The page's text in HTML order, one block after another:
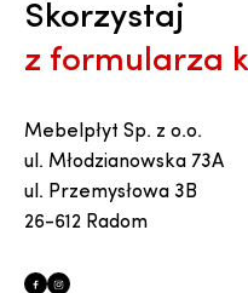
Skorzystaj
z formularza
Mebelpłyt Sp. z o.o.
ul. Młodzianowska 73A
ul. Przemysłowa 3B
26-612 Radom